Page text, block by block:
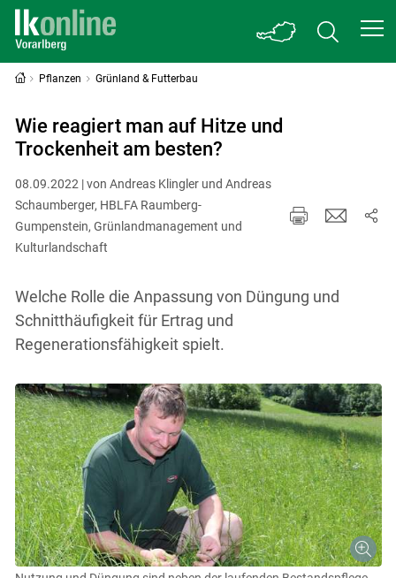
Pflanzen Grünland & Futterbau
Wie reagiert man auf Hitze und
Trockenheit am besten?
08.09.2022 | von Andreas Klingler und Andreas
Schaumberger, HBLFA Raumberg-
Gumpenstein, Grünlandmanagement und
Kulturlandschaft
Welche Rolle die Anpassung von Düngung und
Schnitthäufigkeit für Ertrag und
Regenerationsfähigkeit spielt.